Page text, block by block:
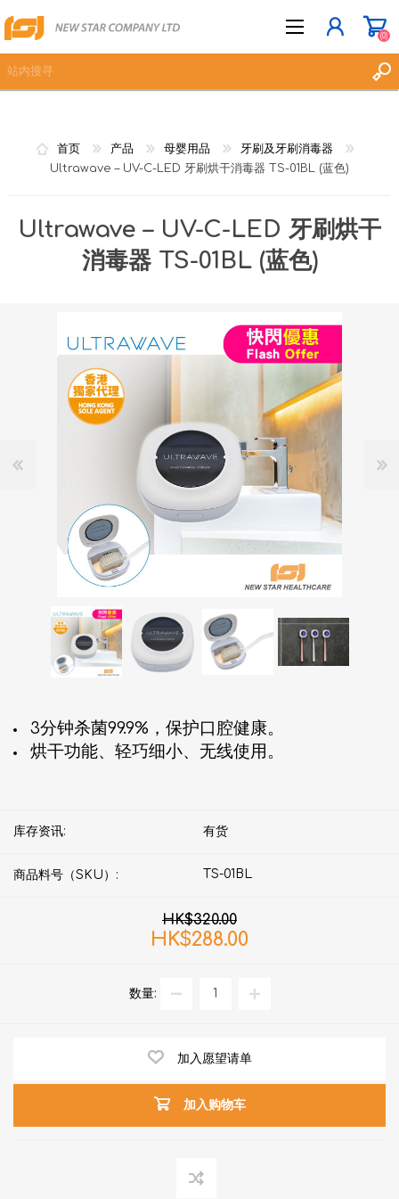
立即登记
登入
(0)
首页 产品 母婴用品
牙刷及牙刷消毒器
Ultrawave – UV-C-LED 牙刷烘干消毒器 TS-01BL (蓝色)
Ultrawave – UV-C-LED 牙刷烘干
消毒器 TS-01BL (蓝色)
3分钟杀菌99.9%，保护口腔健康。
烘干功能、轻巧细小、无线使用。
库存资讯: 有货
商品料号（SKU）: TS-01BL
HK$320.00
HK$288.00
数量:
加入愿望请单
加入购物车